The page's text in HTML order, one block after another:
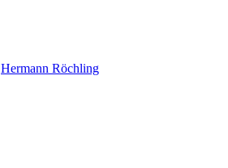
Hermann Röchling